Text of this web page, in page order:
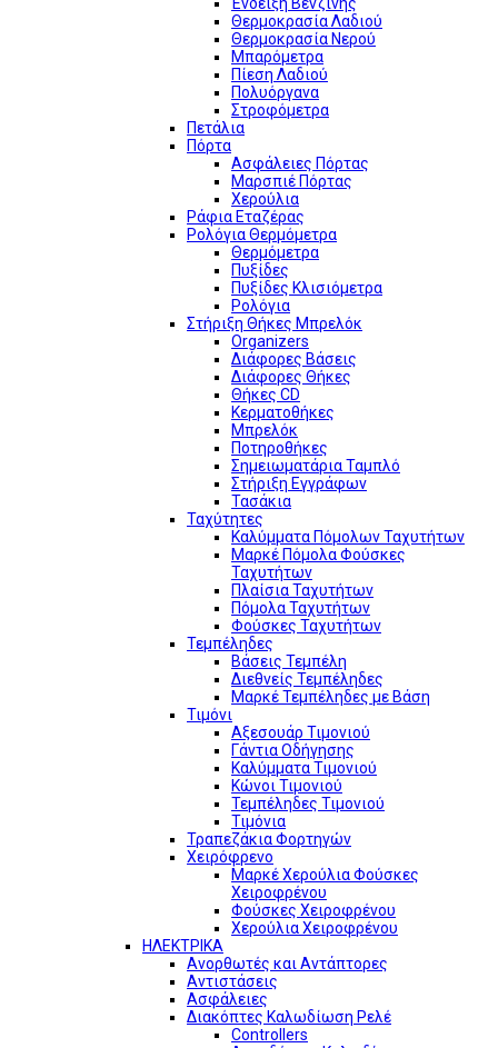
Θερμοκρασία Λαδιού
Θερμοκρασία Νερού
Μπαρόμετρα
Πίεση Λαδιού
Πολυόργανα
Στροφόμετρα
Πετάλια
Πόρτα
Ασφάλειες Πόρτας
Μαρσπιέ Πόρτας
Χερούλια
Ράφια Εταζέρας
Ρολόγια Θερμόμετρα
Θερμόμετρα
Πυξίδες
Πυξίδες Κλισιόμετρα
Ρολόγια
Στήριξη Θήκες Μπρελόκ
Organizers
Διάφορες Βάσεις
Διάφορες Θήκες
Θήκες CD
Κερματοθήκες
Μπρελόκ
Ποτηροθήκες
Σημειωματάρια Ταμπλό
Στήριξη Εγγράφων
Τασάκια
Ταχύτητες
Καλύμματα Πόμολων Ταχυτήτων
Μαρκέ Πόμολα Φούσκες
Ταχυτήτων
Πλαίσια Ταχυτήτων
Πόμολα Ταχυτήτων
Φούσκες Ταχυτήτων
Τεμπέληδες
Βάσεις Τεμπέλη
Διεθνείς Τεμπέληδες
Μαρκέ Τεμπέληδες με Βάση
Τιμόνι
Αξεσουάρ Τιμονιού
Γάντια Οδήγησης
Καλύμματα Τιμονιού
Κώνοι Τιμονιού
Τεμπέληδες Τιμονιού
Τιμόνια
Τραπεζάκια Φορτηγών
Χειρόφρενο
Μαρκέ Χερούλια Φούσκες
Χειροφρένου
Φούσκες Χειροφρένου
Χερούλια Χειροφρένου
ΗΛΕΚΤΡΙΚΑ
Ανορθωτές και Αντάπτορες
Αντιστάσεις
Ασφάλειες
Διακόπτες Καλωδίωση Ρελέ
Controllers